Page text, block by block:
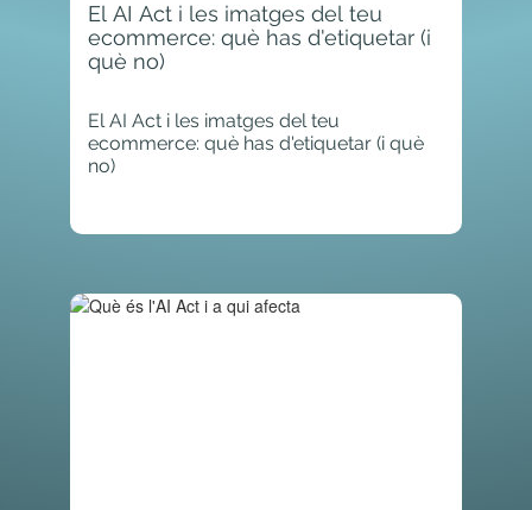
El AI Act i les imatges del teu
ecommerce: què has d'etiquetar (i
què no)
El AI Act i les imatges del teu
ecommerce: què has d'etiquetar (i què
no)